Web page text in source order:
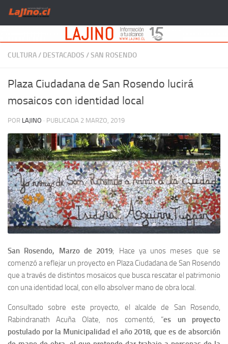
Saltar al contenido
CULTURA/ DESTACADOS /SAN ROSENDO
Plaza Ciudadana de San Rosendo lucirá
mosaicos con identidad local
POR LAJINO · PUBLICADA 2 MARZO, 2019
San Rosendo, Marzo de 2019; Hace ya unos meses que se
comenzó a reflejar un proyecto en Plaza Ciudadana de San Rosendo
que a través de distintos mosaicos que busca rescatar el patrimonio
con una identidad local, con ello absolver mano de obra local.
Consultado sobre este proyecto, el alcalde de San Rosendo,
Rabindranath Acuña Olate, nos comentó, “es un proyecto
postulado por la Municipalidad el año 2018, que es de absorción